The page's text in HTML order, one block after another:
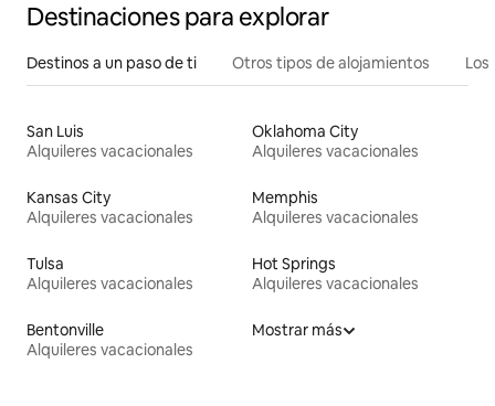
Destinaciones para explorar
Destinos a un paso de ti Otros tipos de alojamientos
San Luis
Alquileres vacacionales
Oklahoma City
Alquileres vacacionales
Kansas City
Alquileres vacacionales
Memphis
Alquileres vacacionales
Tulsa
Alquileres vacacionales
Hot Springs
Alquileres vacacionales
Bentonville
Alquileres vacacionales
Mostrar más